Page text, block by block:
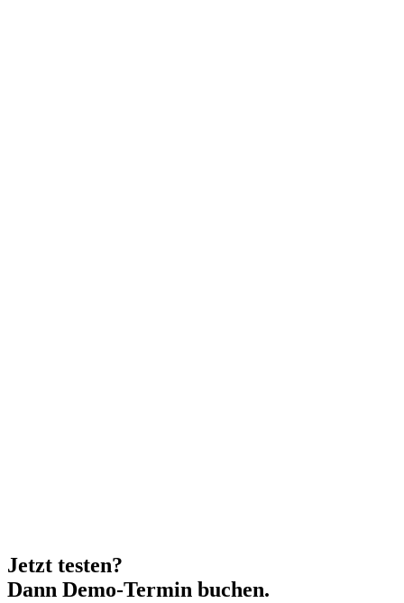
Jetzt testen?
Dann Demo-Termin buchen.